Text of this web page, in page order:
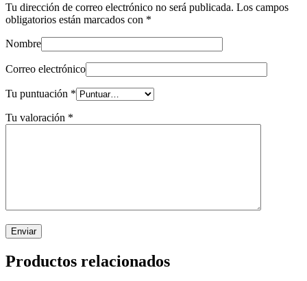
Tu dirección de correo electrónico no será publicada. Los campos
obligatorios están marcados con *
Nombre
Correo electrónico
Tu puntuación *
Tu valoración *
Productos relacionados